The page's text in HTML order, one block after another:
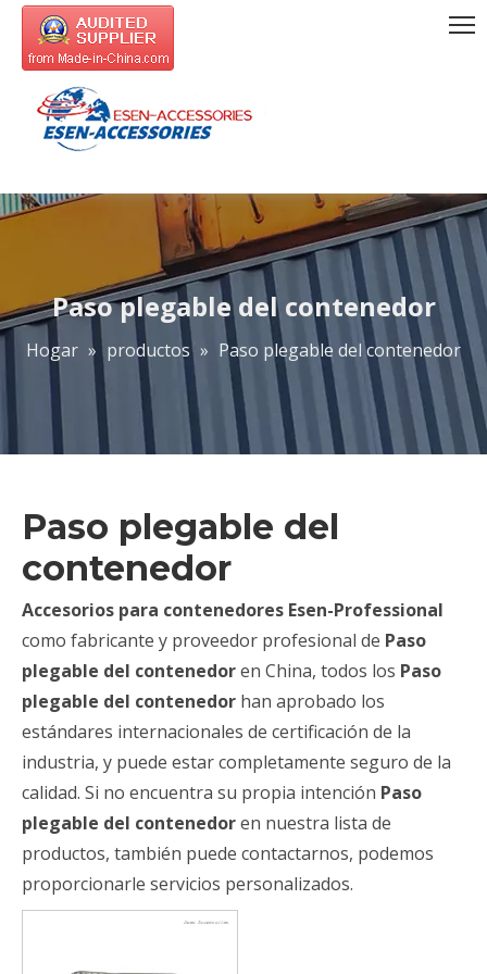
Paso plegable del contenedor
Hogar » productos » Paso plegable del contenedor
Paso plegable del
contenedor
Accesorios para contenedores Esen-Professional
como fabricante y proveedor profesional de Paso
plegable del contenedoren China, todos los Paso
plegable del contenedor han aprobado los
estándares internacionales de certificación de la
industria, y puede estar completamente seguro de la
calidad. Si no encuentra su propia intención Paso
plegable del contenedoren nuestra lista de
productos, también puede contactarnos, podemos
proporcionarle servicios personalizados.